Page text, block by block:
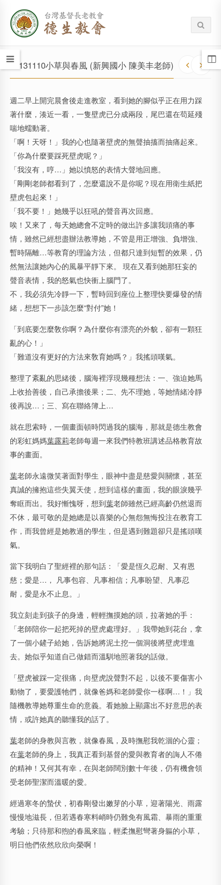
20131110小草與春風 (新興國小 陳美丰老師)
週二早上開完晨會後走進教室，看到她的腳似乎正在用力踩
著什麼，湊近一看，一隻壁虎已分成兩段，尾巴還在苟延殘
喘地蠕動著。
「啊！天呀！」我的心也隨著壁虎的無聲抽搐而抽痛起來。
「你為什麼要踩死壁虎呢？」
「我沒有，哼…」她以憤怒的表情大聲地回應。
「剛剛老師都看到了，怎麼還說不是你呢？現在用衛生紙把
壁虎包起來！」
「我不要！」她幾乎以狂吼的聲音再次回應。
唉！又來了，每天她總會不定時的做出許多讓我頭痛的事
情，雖然已經想盡辦法教導她，不管是用正增強、負增強、
暫時隔離…等教育的理論方法，但都只達到短暫的效果，仍
然無法讓她內心的風暴平靜下來。 現在又看到她那狂妄的
聲音表情，我的怒氣也快衝上腦門了。
不，我必須先冷靜一下，暫時回到座位上整理快要爆發的情
緒，想想下一步該怎麼“對付”她！
「到底要怎麼敎你啊？為什麼你有漂亮的外貌，卻有一顆狂
亂的心！」
「難道沒有更好的方法來敎育她嗎？」我搖頭嘆氣。
整理了紊亂的思緒後，腦海裡浮現幾種想法：一、強迫她馬
上收拾善後，自己承擔後果；二、先不理她，等她情緒冷靜
後再說…；三、寫在聯絡簿上…
就在思索時，一個畫面頓時閃過我的腦海，那就是德生教會
的彩虹媽媽葉露莉老師每週一來我們特教班講述品格教育故
事的畫面。
葉老師永遠微笑著面對學生，眼神中盡是慈愛與關懷，甚至
真誠的擁抱這些失翼天使，想到這樣的畫面，我的眼淚幾乎
奪眶而出。我好慚愧呀，想到葉老師雖然已經高齡仍然退而
不休，最可敬的是她總是以喜樂的心無怨無悔投注在教育工
作，而我曾經是她教過的學生，但是遇到難題卻只是搖頭嘆
氣。
當下我明白了聖經裡的那句話：「愛是恆久忍耐、又有恩
慈；愛是…， 凡事包容、凡事相信；凡事盼望、凡事忍
耐，愛是永不止息。」
我立刻走到孩子的身邊，輕輕撫摸她的頭，拉著她的手：
「老師陪你一起把死掉的壁虎處理好。」我帶她到花台，拿
了一個小鏟子給她，告訴她將泥土挖一個洞後將壁虎埋進
去。她似乎知道自己做錯而溫馴地照著我的話做。
「壁虎被踩一定很痛，向壁虎說聲對不起，以後不要傷害小
動物了，要愛護牠們，就像爸媽和老師愛你一樣啊…！」我
隨機教導她尊重生命的意義。看她臉上顯露出不好意思的表
情，或許她真的聽懂我的話了。
葉老師的身教與言教，就像春風，及時撫慰我乾涸的心靈；
在葉老師的身上，我真正看到基督的愛與教育者的誨人不倦
的精神！又何其有幸，在與老師闊別數十年後，仍有機會領
受老師聖潔而溫暖的愛。
經過寒冬的蟄伏，初春剛發出嫩芽的小草，迎著陽光、雨露
慢慢地滋長，但若遇春寒料峭時仍難免有風霜、暴雨的重重
考驗；只待那和煦的春風來臨，輕柔撫慰彎著身軀的小草，
明日他們依然欣欣向榮啊！